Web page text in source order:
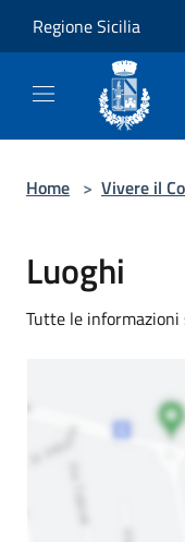
Regione Sicilia
Home > Vivere il
Luoghi
Tutte le